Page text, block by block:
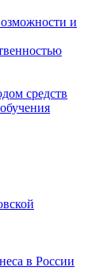
и
средств
в России